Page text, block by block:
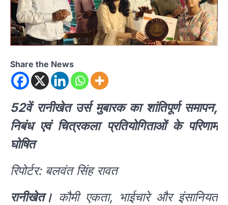
Share the News
52वें रानीखेत उर्स मुबारक का शांतिपूर्ण समापन,
निबंध एवं चित्रकला प्रतियोगिताओं के परिणाम
घोषित
रिपोर्टर: बलवंत सिंह रावत
रानीखेत। कौमी एकता, भाईचारे और इंसानियत